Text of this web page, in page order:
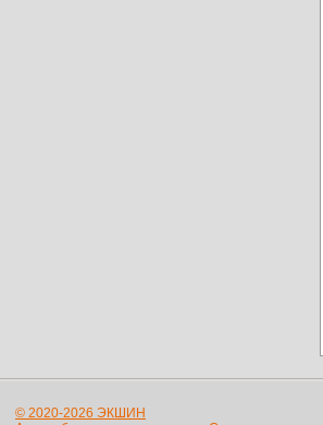
© 2020-2026 ЭКШИН